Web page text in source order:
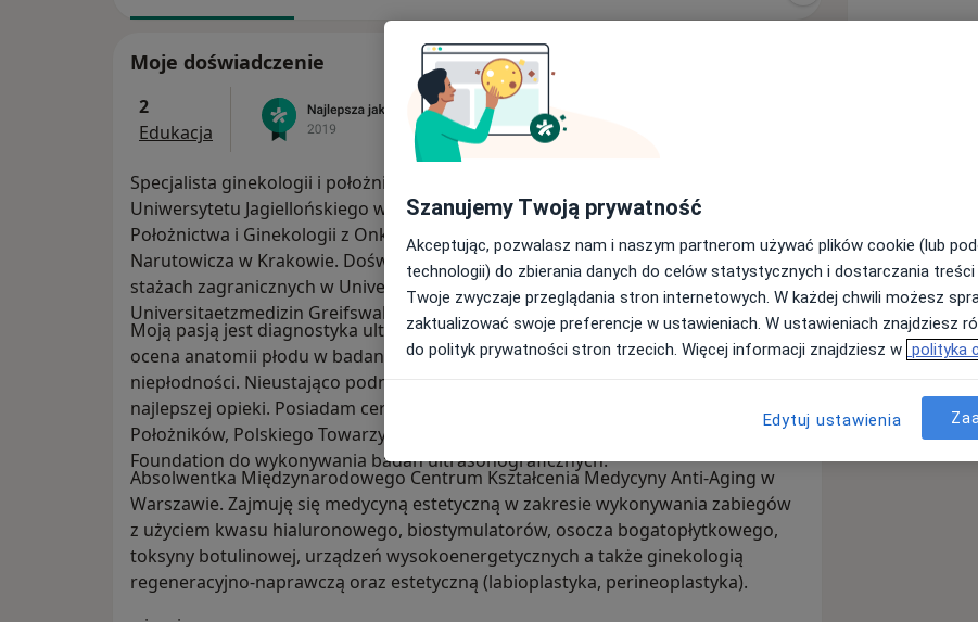
Moje doświadczenie
2
Edukacja
Specjalista ginekologii i położnictwa. Absolwentka Collegium Medicum
Uniwersytetu Jagiellońskiego w Krakowie. Starszy asystent w Oddziale
Położnictwa i Ginekologii z Onkologią Szpitala Miejskiego Specjalistycznego im. G.
Narutowicza w Krakowie. Doświadczenie zawodowe zdobywałam również na
stażach zagranicznych w University of California, Irvine, oraz
Universitaetzmedizin Greifswald.
Moją pasją jest diagnostyka ultrasonograficzna w ginekologii i położnictwie,
ocena anatomii płodu w badaniach prenatalnych, diagnostyka i leczenie
niepłodności. Nieustająco podnoszę kwalifikacje celem zapewnienia pacjentowi
najlepszej opieki. Posiadam certyfikaty Polskiego Towarzystwa Ginekologów i
Położników, Polskiego Towarzystwa Ultrasonografii oraz Fetal Medicine
Foundation do wykonywania badań ultrasonograficznych.
Absolwentka Międzynarodowego Centrum Kształcenia Medycyny Anti-Aging w
Warszawie. Zajmuję się medycyną estetyczną w zakresie wykonywania zabiegów
z użyciem kwasu hialuronowego, biostymulatorów, osocza bogatopłytkowego,
toksyny botulinowej, urządzeń wysokoenergetycznych a także ginekologią
regeneracyjno-naprawczą oraz estetyczną (labioplastyka, perineoplastyka).
Szanujemy Twoją prywatność
Akceptując, pozwalasz nam i naszym partnerom używać plików cookie (lub
technologii) do zbierania danych do celów statystycznych i dostarczania
Twoje zwyczaje przeglądania stron internetowych. W każdej chwili możesz
zaktualizować swoje preferencje w ustawieniach. W ustawieniach znajdziesz
do polityk prywatności stron trzecich. Więcej informacji znajdziesz w polityka
Edytuj ustawienia